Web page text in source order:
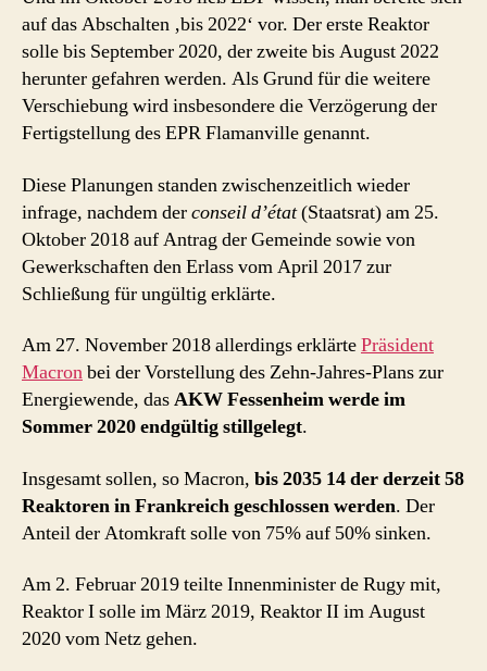
auf das Abschalten ‚bis 2022‘ vor. Der erste Reaktor
solle bis September 2020, der zweite bis August 2022
herunter gefahren werden. Als Grund für die weitere
Verschiebung wird insbesondere die Verzögerung der
Fertigstellung des EPR Flamanville genannt.
Diese Planungen standen zwischenzeitlich wieder
infrage, nachdem derconseil d’état(Staatsrat) am 25.
Oktober 2018 auf Antrag der Gemeinde sowie von
Gewerkschaften den Erlass vom April 2017 zur
Schließung für ungültig erklärte.
Am 27. November 2018 allerdings erklärtePräsident
Macronbei der Vorstellung des Zehn-Jahres-Plans zur
Energiewende, dasAKW Fessenheim werde im
Sommer 2020 endgültig stillgelegt.
Insgesamt sollen, so Macron, bis 2035 14 der derzeit 58
Reaktoren in Frankreich geschlossen werden. Der
Anteil der Atomkraft solle von 75% auf 50% sinken.
Am 2. Februar 2019 teilte Innenminister de Rugy mit,
Reaktor I solle im März 2019, Reaktor II im August
2020 vom Netz gehen.